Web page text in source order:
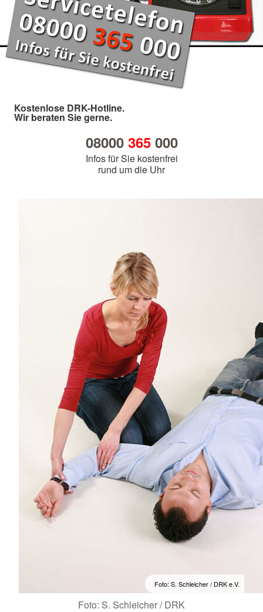
Kostenlose DRK-Hotline.
Wir beraten Sie gerne.
08000 365000
Infos für Sie kostenfrei
rund um die Uhr
Foto: S. Schleicher / DRK e.V.
Foto: S. Schleicher / DRK